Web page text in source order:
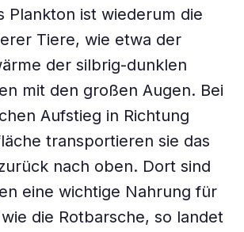
Plankton ist wiederum die
Tiere, wie etwa der
der silbrig-dunklen
mit den großen Augen. Bei
Aufstieg in Richtung
transportieren sie das
nach oben. Dort sind
eine wichtige Nahrung für
die Rotbarsche, so landet